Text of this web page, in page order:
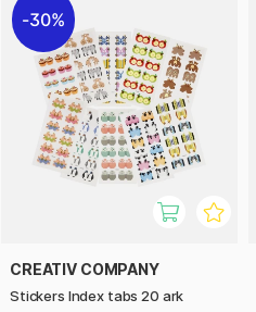
30%
CREATIV COMPANY
Stickers Index tabs 20 ark